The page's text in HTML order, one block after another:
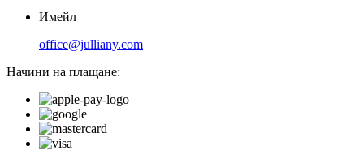
Имейл
office@julliany.com
Начини на плащане: